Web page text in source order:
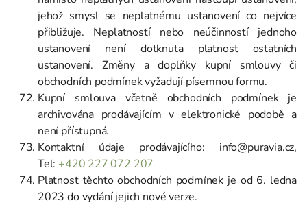
jehož smysl se neplatnému ustanovení co nejvíce
přibližuje. Neplatností nebo neúčinností jednoho
ustanovení není dotknuta platnost ostatních
ustanovení. Změny a doplňky kupní smlouvy či
obchodních podmínek vyžadují písemnou formu.
Kupní smlouva včetně obchodních podmínek je
archivována prodávajícím v elektronické podobě a
není přístupná.
Kontaktní údaje prodávajícího: info@puravia.cz,
Tel: +420 227 072 207
Platnost těchto obchodních podmínek je od 6. ledna
2023 do vydání jejich nové verze.